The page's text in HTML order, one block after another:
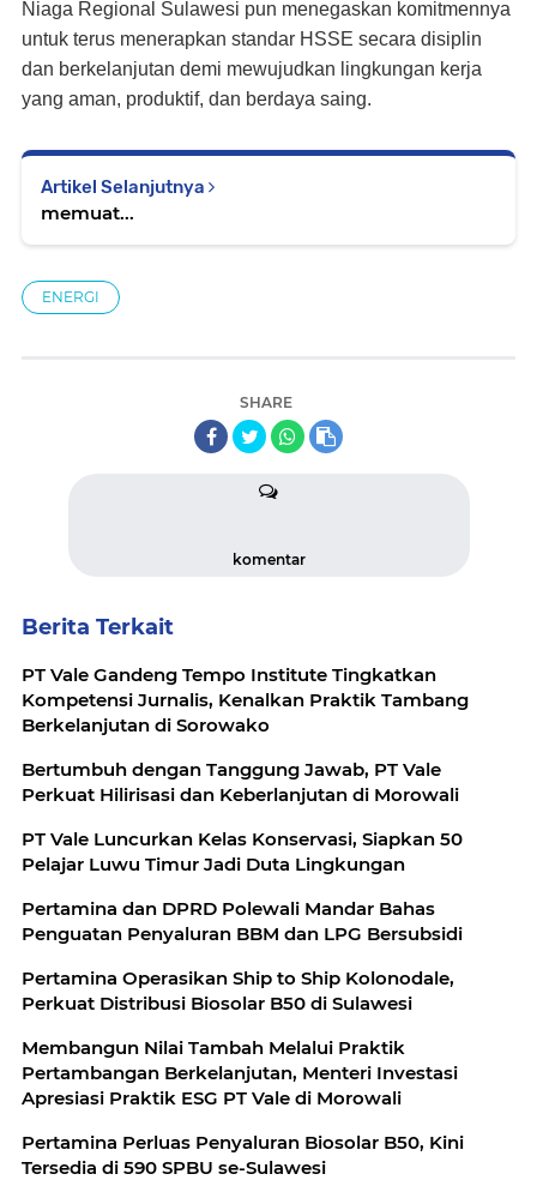
Niaga Regional Sulawesi pun menegaskan komitmennya
untuk terus menerapkan standar HSSE secara disiplin
dan berkelanjutan demi mewujudkan lingkungan kerja
yang aman, produktif, dan berdaya saing.
Artikel Selanjutnya
memuat...
ENERGI
SHARE
komentar
Berita Terkait
PT Vale Gandeng Tempo Institute Tingkatkan
Kompetensi Jurnalis, Kenalkan Praktik Tambang
Berkelanjutan di Sorowako
Bertumbuh dengan Tanggung Jawab, PT Vale
Perkuat Hilirisasi dan Keberlanjutan di Morowali
PT Vale Luncurkan Kelas Konservasi, Siapkan 50
Pelajar Luwu Timur Jadi Duta Lingkungan
Pertamina dan DPRD Polewali Mandar Bahas
Penguatan Penyaluran BBM dan LPG Bersubsidi
Pertamina Operasikan Ship to Ship Kolonodale,
Perkuat Distribusi Biosolar B50 di Sulawesi
Membangun Nilai Tambah Melalui Praktik
Pertambangan Berkelanjutan, Menteri Investasi
Apresiasi Praktik ESG PT Vale di Morowali
Pertamina Perluas Penyaluran Biosolar B50, Kini
Tersedia di 590 SPBU se-Sulawesi